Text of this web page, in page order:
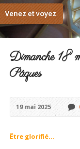
Venez et voyez
Dimanche 18
Pâques
19 mai 2025
Être glorifié…